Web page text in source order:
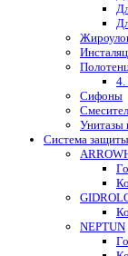
Сифоны
Унитазы
Система
NEPTUN